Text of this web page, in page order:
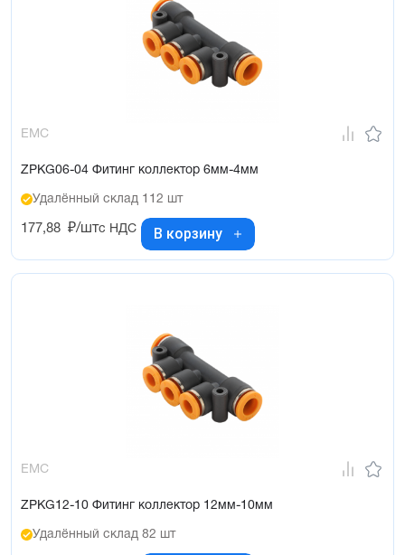
EMC
ZPKG06-04 Фитинг коллектор 6мм-4мм
Удалённый склад 112 шт
177,88 ₽/штс НДС В корзину
EMC
ZPKG12-10 Фитинг коллектор 12мм-10мм
Удалённый склад 82 шт